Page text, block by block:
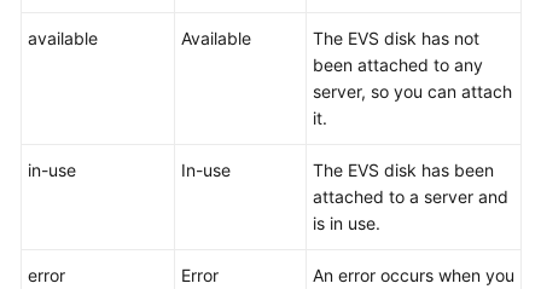
Reference
available Available
The EVS disk has not
been attached to any
server, so you can attach
it.
in-use In-use
The EVS disk has been
attached to a server and
is in use.
error Error
An error occurs when you